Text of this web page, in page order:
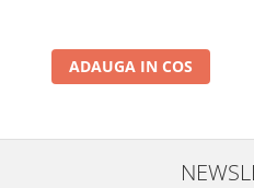
ADAUGA IN COS